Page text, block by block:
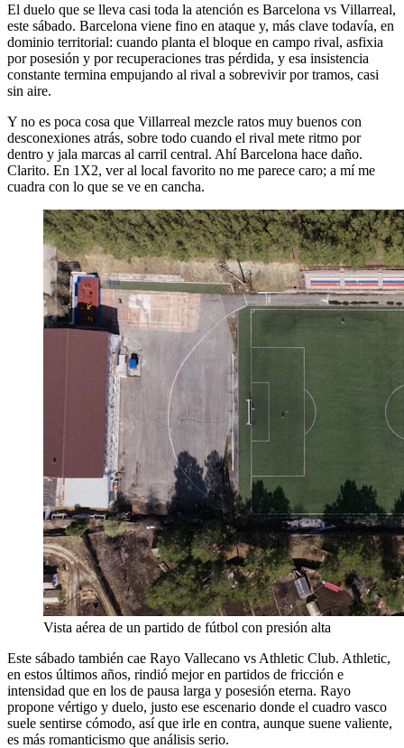
El duelo que se lleva casi toda la atención es Barcelona vs Villarreal,
este sábado. Barcelona viene fino en ataque y, más clave todavía, en
dominio territorial: cuando planta el bloque en campo rival, asfixia
por posesión y por recuperaciones tras pérdida, y esa insistencia
constante termina empujando al rival a sobrevivir por tramos, casi
sin aire.
Y no es poca cosa que Villarreal mezcle ratos muy buenos con
desconexiones atrás, sobre todo cuando el rival mete ritmo por
dentro y jala marcas al carril central. Ahí Barcelona hace daño.
Clarito. En 1X2, ver al local favorito no me parece caro; a mí me
cuadra con lo que se ve en cancha.
Vista aérea de un partido de fútbol con presión alta
Este sábado también cae Rayo Vallecano vs Athletic Club. Athletic,
en estos últimos años, rindió mejor en partidos de fricción e
intensidad que en los de pausa larga y posesión eterna. Rayo
propone vértigo y duelo, justo ese escenario donde el cuadro vasco
suele sentirse cómodo, así que irle en contra, aunque suene valiente,
es más romanticismo que análisis serio.